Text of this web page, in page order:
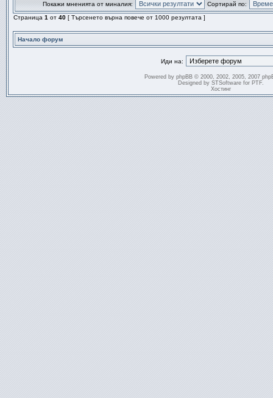
Покажи мненията от миналия:
Сортирай по:
Страница 1 от 40 [ Търсенето върна повече от 1000 резултата ]
Начало форум
Иди на:
Powered by phpBB© 2000, 2002, 2005, 2007
Designed by STSoftwarefor PTF.
Хостинг